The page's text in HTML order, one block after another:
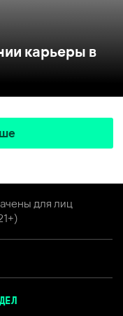
карьеры в
для лиц